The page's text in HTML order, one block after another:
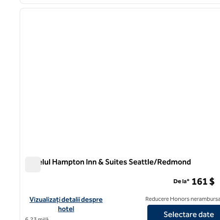
1 din 12
Hotelul Hampton Inn & Suites Seattle/Redmond
Vizualizați detaliile hotelului Hampton Inn & Suites Seattle/
Vizualizați detalii despre
hotel
De la* 161 $
Reducere Honors
Selectare date